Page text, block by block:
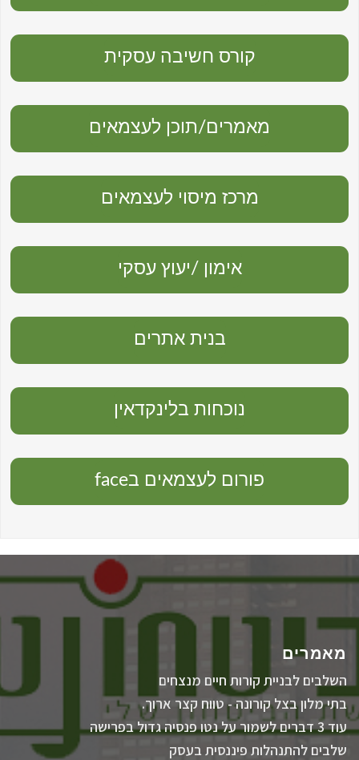
קורס חשיבה עסקית
מאמרים/תוכן לעצמאים
מרכז מיסוי לעצמאים
אימון /יעוץ עסקי
בנית אתרים
נוכחות בלינקדאין
פורום לעצמאים בface
מאמרים
השלבים לבניית קורות חיים מנצחים
בתי מלון בצל קורונה - טווח קצר ארוך.
עוד 3 דברים לשמור על נטו פנסיה גדול בפרישה
שלבים להתנהלות פיננסית בעסק